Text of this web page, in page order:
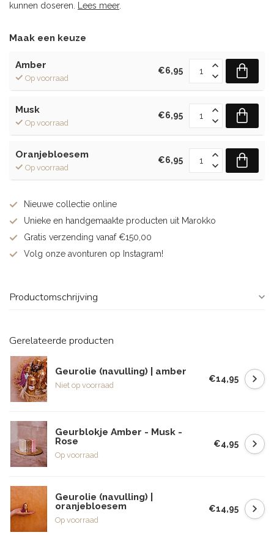
kunnen doseren. Lees meer.
Maak een keuze
Amber
Op voorraad
€6,95
Musk
Op voorraad
€6,95
Oranjebloesem
Op voorraad
€6,95
Nieuwe collectie online
Unieke en handgemaakte producten uit Marokko
Gratis verzending vanaf €150,00
Volg onze avonturen op Instagram!
Productomschrijving
Gerelateerde producten
Geurolie (navulling) | amber
Niet op voorraad
€14,95
Geurblokje Amber - Musk -
Rose
Op voorraad
€4,95
Geurolie (navulling) |
oranjebloesem
Op voorraad
€14,95